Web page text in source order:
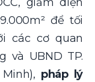
để tối
các cơ quan
và UBND TP.
pháp lý